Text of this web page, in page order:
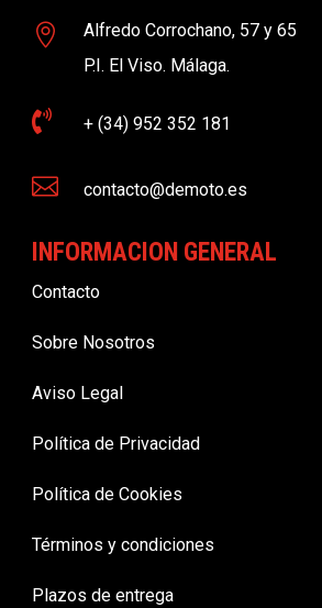

Alfredo Corrochano, 57 y 65
P.I. El Viso. Málaga.
 + (34) 952 352 181
 contacto@demoto.es
INFORMACION GENERAL
Contacto
Sobre Nosotros
Aviso Legal
Política de Privacidad
Política de Cookies
Términos y condiciones
Plazos de entrega